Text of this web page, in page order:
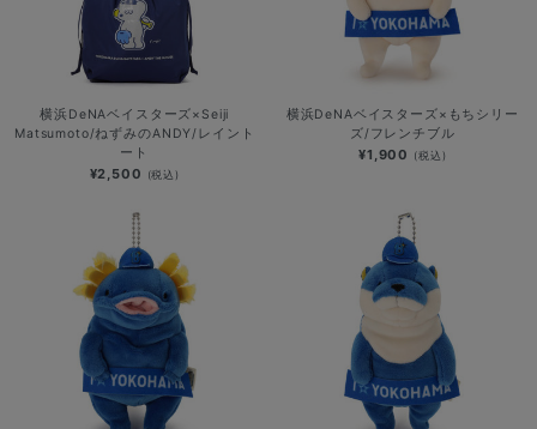
横浜DeNAベイスターズ×Seiji
Matsumoto/ねずみのANDY/レイント
ート
¥2,500 (税込)
横浜DeNAベイスターズ×もちシリー
ズ/フレンチブル
¥1,900 (税込)